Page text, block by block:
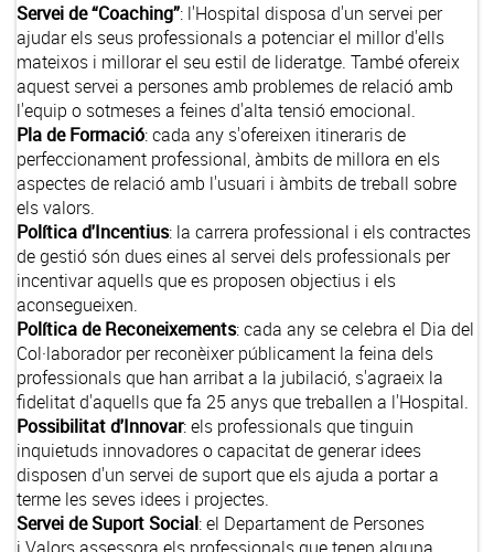
Servei de “Coaching”: l'Hospital disposa d'un servei per
ajudar els seus professionals a potenciar el millor d'ells
mateixos i millorar el seu estil de lideratge. També ofereix
aquest servei a persones amb problemes de relació amb
l'equip o sotmeses a feines d'alta tensió emocional.
Pla de Formació: cada any s'ofereixen itineraris de
perfeccionament professional, àmbits de millora en els
aspectes de relació amb l'usuari i àmbits de treball sobre
els valors.
Política d'Incentius: la carrera professional i els contractes
de gestió són dues eines al servei dels professionals per
incentivar aquells que es proposen objectius i els
aconsegueixen.
Política de Reconeixements: cada any se celebra el Dia del
Col·laborador per reconèixer públicament la feina dels
professionals que han arribat a la jubilació, s'agraeix la
fidelitat d'aquells que fa 25 anys que treballen a l'Hospital.
Possibilitat d'Innovar: els professionals que tinguin
inquietuds innovadores o capacitat de generar idees
disposen d'un servei de suport que els ajuda a portar a
terme les seves idees i projectes.
Servei de Suport Social: el Departament de Persones